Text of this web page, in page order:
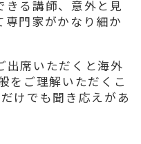
きる講師、意外と見
専門家がかなり細か
出席いただくと海外
をご理解いただくこ
けでも聞き応えがあ